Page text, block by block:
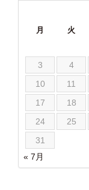
月 火
3
4
10
11
17
18
24
25
31
« 7月